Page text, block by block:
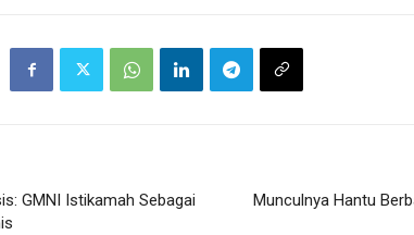
GMNI Istikamah Sebagai
Munculnya Hantu